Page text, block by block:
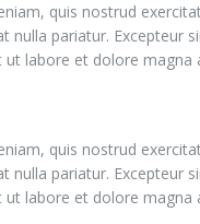
quis nostrud
pariatur. Excepteur
labore et dolore magna
quis nostrud
pariatur. Excepteur
labore et dolore magna